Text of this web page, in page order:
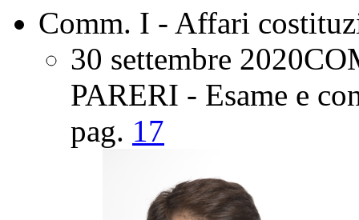
Comm. I - Affari
30 settembre 2020
PARERI - Esame e
pag. 17